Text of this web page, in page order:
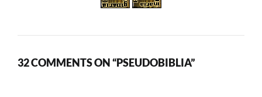
32 COMMENTS ON “PSEUDOBIBLIA”